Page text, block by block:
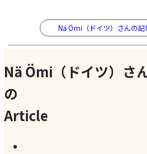
Nä Ömi（ドイツ）さんの記
Nä Ömi（ドイツ）さ
の
Article